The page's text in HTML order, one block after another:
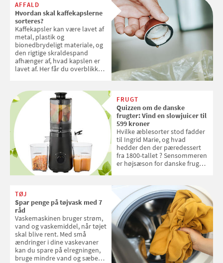
AFFALD
Hvordan skal kaffekapslerne
sorteres?
Kaffekapsler kan være lavet af
metal, plastik og
bionedbrydeligt materiale, og
den rigtige skraldespand
afhænger af, hvad kapslen er
lavet af. Her får du overblikket
FRUGT
Quizzen om de danske
frugter: Vind en slowjuicer til
599 kroner
Hvilke æblesorter stod fadder
til Ingrid Marie, og hvad
hedder den der pæredessert
fra 1800-tallet ? Sensommeren
er højsæson for danske fruger,
favoritter. Det fejrer Samvirke
med en quiz om alt det danske
frugt, vi elsker. Konkurrencen
slutter fredag d. 18. september
2026
TØJ
Spar penge på tøjvask med 7
råd
Vaskemaskinen bruger strøm,
vand og vaskemiddel, når tøjet
skal blive rent. Med små
ændringer i dine vaskevaner
kan du spare på elregningen,
bruge mindre vand og sæbe